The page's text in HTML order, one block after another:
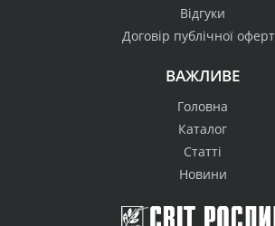
Відгуки
Договір публічної
ВАЖЛИВЕ
Головна
Каталог
Статті
Новини